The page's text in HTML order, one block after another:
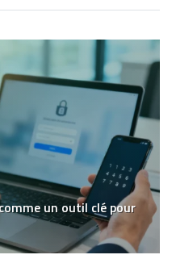
un outil clé pour